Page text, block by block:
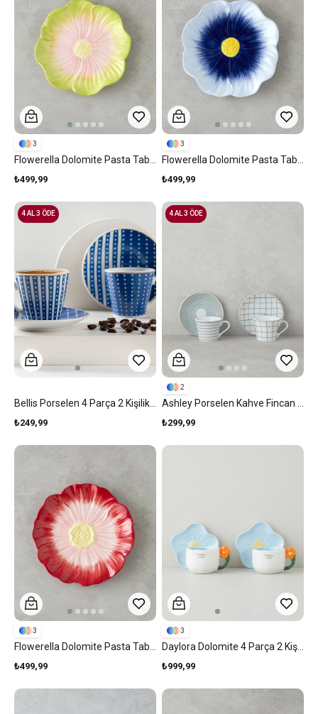
₺499,99
3
₺499,99
3
₺249,99
4 AL 3 ÖDE
₺299,99
2
4 AL 3 ÖDE
₺499,99
3
₺999,99
3